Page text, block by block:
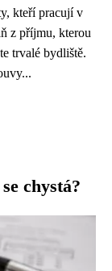
kteří pracují v
z příjmu, kterou
trvalé bydliště.
chystá?